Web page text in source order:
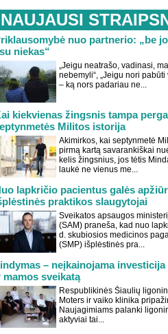
NAUJAUSI
nuo partnerio: „be
niekas“
„Jeigu neatrašo, vadinasi,
nebemyli“, „Jeigu nori pabūti
– ką nors padariau ne...
kiekvienas žingsnis tampa
Militos istorija
Akimirkos, kai septynmetė
pirmą kartą savarankiškai
kelis žingsnius, jos tėtis
laukė ne vienus me...
lapkričio pacientus galės
praktikos slaugytojai
Sveikatos apsaugos
(SAM) praneša, kad nuo
d. skubiosios medicinos
(SMP) išplėstinės pra...
– neįkainojama investicija
mamos sveikatą
Respublikinės Šiaulių
Moters ir vaiko klinika
Naujagimiams palanki
aktyviai tai...